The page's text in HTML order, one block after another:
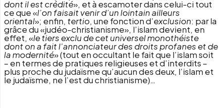
dont il est crédité», et à escamoter dans celui-ci tout
ce que «l’on faisait venir d’un lointain ailleurs
oriental»; enfin, tertio, une fonction d’exclusion: par la
grâce du «judéo-christianisme», l’islam devient, en
effet, «le tiers exclu de cet universel monothéiste
dont on a fait l’annonciateur des droits profanes et de
la modernité» (tout en occultant le fait que l’islam soit
– en termes de pratiques religieuses et d’interdits –
plus proche du judaïsme qu’aucun des deux, l’islam et
le judaïsme, ne l’est du christianisme)…